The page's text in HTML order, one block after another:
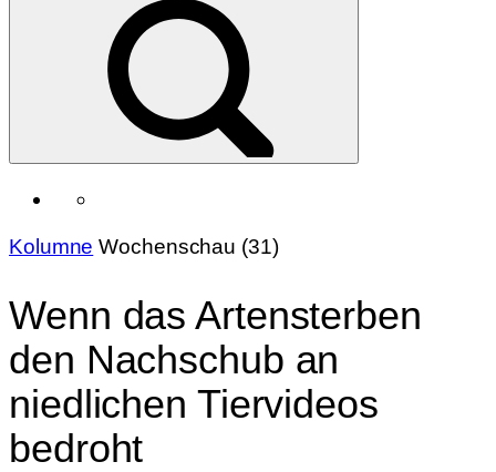
Kolumne Wochenschau (31)
Wenn das Artensterben
den Nachschub an
niedlichen Tiervideos
bedroht